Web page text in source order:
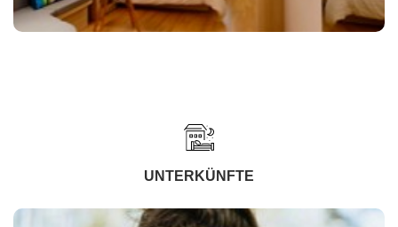
UNTERKÜNFTE